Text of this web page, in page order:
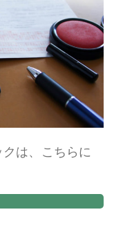
は、こちらに